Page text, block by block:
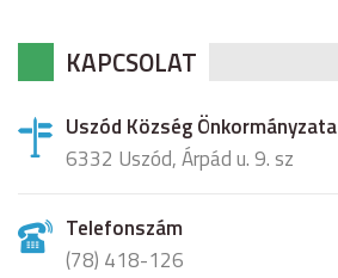
KAPCSOLAT
Uszód Község Önkormányzata
6332 Uszód, Árpád u. 9. sz
Telefonszám
(78) 418-126